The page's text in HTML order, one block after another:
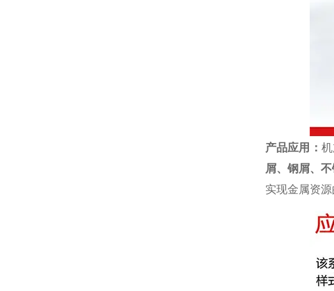
产品应用：
屑、钢屑、
实现金属资源